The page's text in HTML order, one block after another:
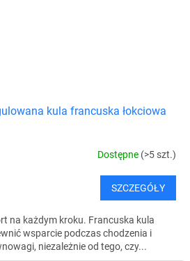
kula francuska łokciowa
Dostępne (>5 szt.)
SZCZEGÓŁY
na każdym kroku. Francuska kula
wsparcie podczas chodzenia i
niezależnie od tego, czy...